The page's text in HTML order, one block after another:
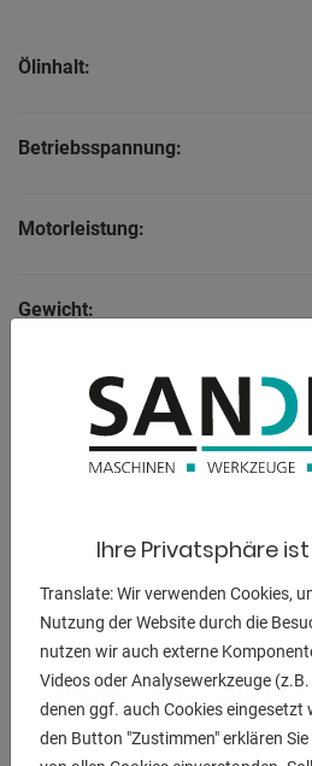
Ölinhalt:
Betriebsspannung:
Motorleistung:
Gewicht:
Abmessung L-B-H:
BESCHREIBUNG
** aktueller Neupreis ca. 80.000
** Sonderpreis auf Anfrage
** guter / gepflegter Zustand (!!)
- im überprüften Zustand -
https://www.youtube.com/
Ihre Privatsphäre
Translate: Wir verwenden Cookies,
Nutzung der Website durch die
nutzen wir auch externe
Videos oder Analysewerkzeuge
denen ggf. auch Cookies eingesetzt
den Button "Zustimmen" erklären